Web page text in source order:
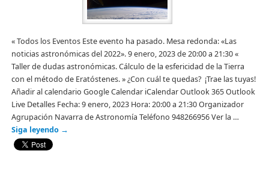
« Todos los Eventos Este evento ha pasado. Mesa redonda: «Las
noticias astronómicas del 2022». 9 enero, 2023 de 20:00 a 21:30 «
Taller de dudas astronómicas. Cálculo de la esfericidad de la Tierra
con el método de Eratóstenes. » ¿Con cuál te quedas? ¡Trae las tuyas!
Añadir al calendario Google Calendar iCalendar Outlook 365 Outlook
Live Detalles Fecha: 9 enero, 2023 Hora: 20:00 a 21:30 Organizador
Agrupación Navarra de Astronomía Teléfono 948266956 Ver la …
Siga leyendo →